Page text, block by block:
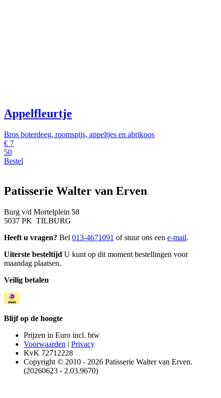
Appelfleurtje
Bros boterdeeg, roomspijs, appeltjes en abrikoos
€ 7
50
Bestel
Patisserie Walter van Erven
Burg v/d Mortelplein 58
5037 PK TILBURG
Heeft u vragen? Bel 013-4671091 of stuur ons een e-mail.
Uiterste besteltijd U kunt op dit moment bestellingen voor
maandag plaatsen.
Veilig betalen
Blijf op de hoogte
Prijzen in Euro incl. btw
Voorwaarden | Privacy
KvK 72712228
Copyright © 2010 - 2026 Patisserie Walter van Erven.
(20260623 - 2.03.9670)